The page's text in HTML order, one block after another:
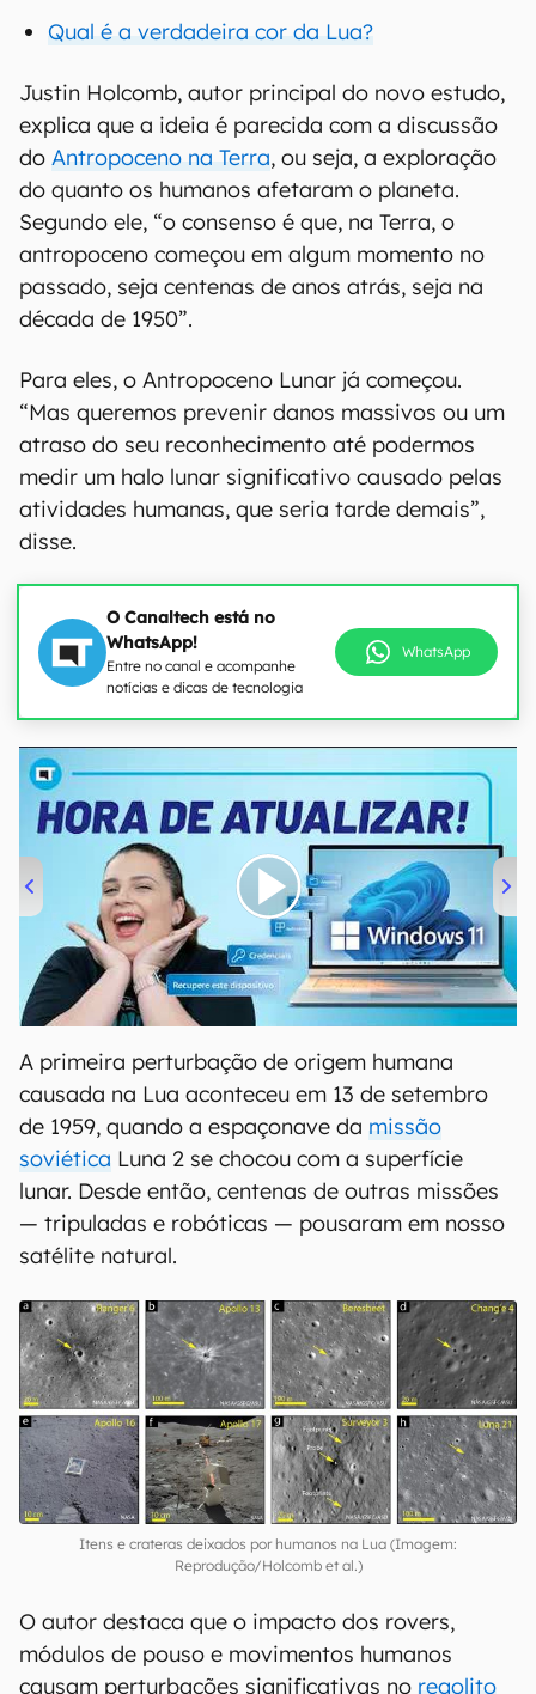
Qual é a verdadeira cor da Lua?
Justin Holcomb, autor principal do novo estudo,
explica que a ideia é parecida com a discussão
do Antropoceno na Terra, ou seja, a exploração
do quanto os humanos afetaram o planeta.
Segundo ele, “o consenso é que, na Terra, o
antropoceno começou em algum momento no
passado, seja centenas de anos atrás, seja na
década de 1950”.
Para eles, o Antropoceno Lunar já começou.
“Mas queremos prevenir danos massivos ou um
atraso do seu reconhecimento até podermos
medir um halo lunar significativo causado pelas
atividades humanas, que seria tarde demais”,
disse.
O Canaltech está no
WhatsApp!
Entre no canal e acompanhe
notícias e dicas de tecnologia
WhatsApp
00:00 04:52
A primeira perturbação de origem humana
causada na Lua aconteceu em 13 de setembro
de 1959, quando a espaçonave da missão
soviética Luna 2 se chocou com a superfície
lunar. Desde então, centenas de outras missões
— tripuladas e robóticas — pousaram em nosso
satélite natural.
Itens e crateras deixados por humanos na Lua (Imagem:
Reprodução/Holcomb et al.)
O autor destaca que o impacto dos rovers,
módulos de pouso e movimentos humanos
causam perturbações significativas no regolito